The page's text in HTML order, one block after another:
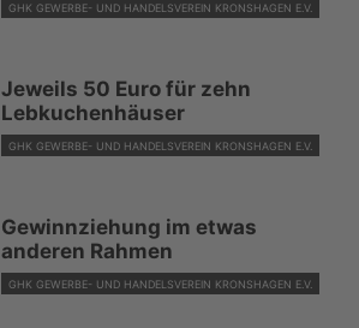
GHK GEWERBE- UND HANDELSVEREIN KRONSHAGEN E.V.
Jeweils 50 Euro für zehn
Lebkuchenhäuser
GHK GEWERBE- UND HANDELSVEREIN KRONSHAGEN E.V.
Gewinnziehung im etwas
anderen Rahmen
GHK GEWERBE- UND HANDELSVEREIN KRONSHAGEN E.V.